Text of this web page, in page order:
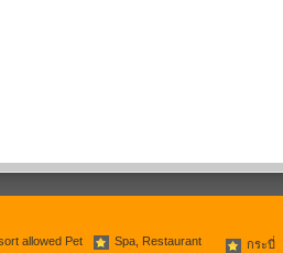
allowed Pet Spa, Restaurant กระบี่